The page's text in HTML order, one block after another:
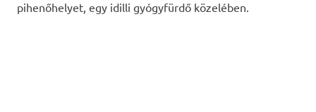
pihenőhelyet, egy idilli gyógyfürdő közelében.